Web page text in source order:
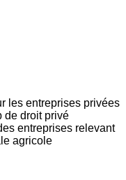
les entreprises privées
de droit privé
entreprises relevant
agricole